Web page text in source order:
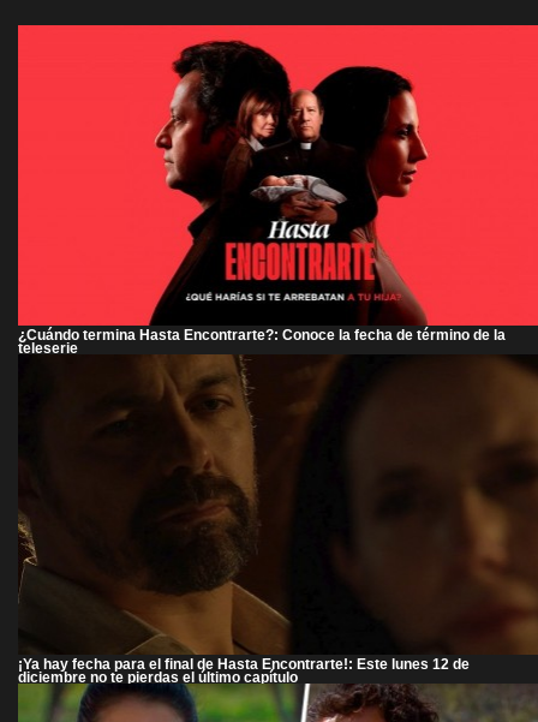
¿Cuándo termina Hasta Encontrarte?: Conoce la fecha de término de la
teleserie
¡Ya hay fecha para el final de Hasta Encontrarte!: Este lunes 12 de
diciembre no te pierdas el último capítulo